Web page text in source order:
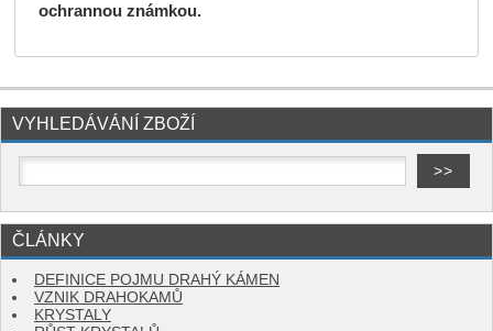
ochrannou známkou.
VYHLEDÁVÁNÍ ZBOŽÍ
ČLÁNKY
DEFINICE POJMU DRAHÝ KÁMEN
VZNIK DRAHOKAMŮ
KRYSTALY